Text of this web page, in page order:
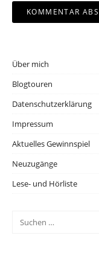
Über mich
Blogtouren
Datenschutzerklärung
Impressum
Aktuelles Gewinnspiel
Neuzugänge
Lese- und Hörliste
Suchen